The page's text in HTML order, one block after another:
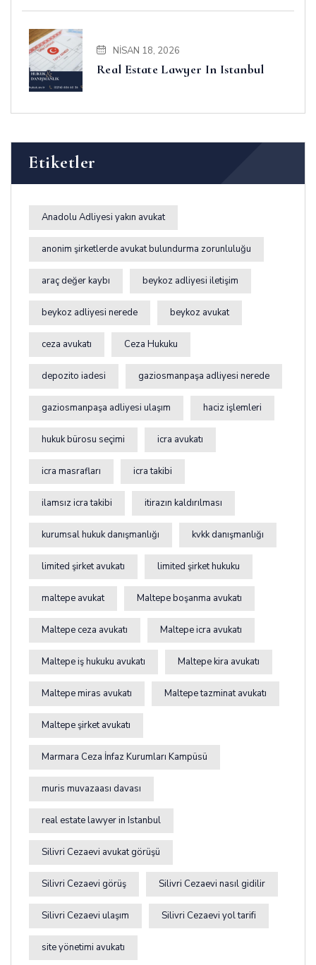
NISAN 18, 2026
Real Estate Lawyer In Istanbul
Etiketler
Anadolu Adliyesi yakın avukat
anonim şirketlerde avukat bulundurma zorunluluğu
araç değer kaybı beykoz adliyesi iletişim
beykoz adliyesi nerede beykoz avukat
ceza avukatı Ceza Hukuku
depozito iadesi gaziosmanpaşa adliyesi nerede
gaziosmanpaşa adliyesi ulaşım haciz işlemleri
hukuk bürosu seçimi icra avukatı
icra masrafları icra takibi
ilamsız icra takibi itirazın kaldırılması
kurumsal hukuk danışmanlığı kvkk danışmanlığı
limited şirket avukatı limited şirket hukuku
maltepe avukat Maltepe boşanma avukatı
Maltepe ceza avukatı Maltepe icra avukatı
Maltepe iş hukuku avukatı Maltepe kira avukatı
Maltepe miras avukatı Maltepe tazminat avukatı
Maltepe şirket avukatı
Marmara Ceza İnfaz Kurumları Kampüsü
muris muvazaası davası
real estate lawyer in Istanbul
Silivri Cezaevi avukat görüşü
Silivri Cezaevi görüş Silivri Cezaevi nasıl gidilir
Silivri Cezaevi ulaşım Silivri Cezaevi yol tarifi
site yönetimi avukatı